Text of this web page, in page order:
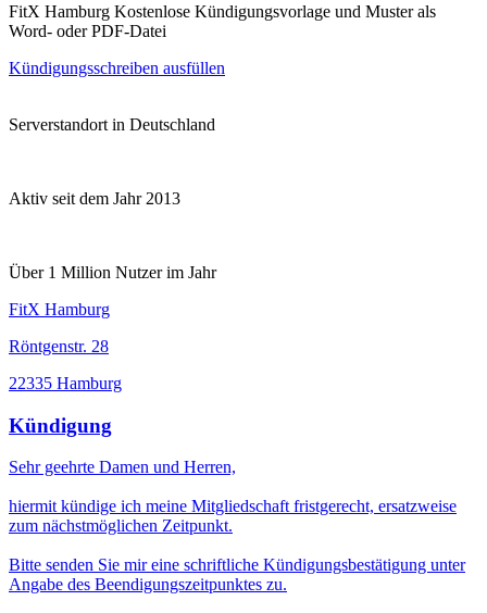
FitX Hamburg Kostenlose Kündigungsvorlage und Muster als
Word- oder PDF-Datei
Kündigungsschreiben ausfüllen
Serverstandort in Deutschland
Aktiv seit dem Jahr 2013
Über 1 Million Nutzer im Jahr
FitX Hamburg
Röntgenstr. 28
22335 Hamburg
Kündigung
Sehr geehrte Damen und Herren,
hiermit kündige ich meine Mitgliedschaft fristgerecht, ersatzweise
zum nächstmöglichen Zeitpunkt.
Bitte senden Sie mir eine schriftliche Kündigungsbestätigung unter
Angabe des Beendigungszeitpunktes zu.